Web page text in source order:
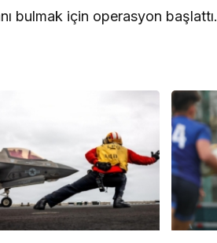
bulmak için operasyon başlattı.